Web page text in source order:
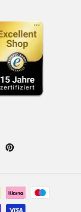
Pinterest